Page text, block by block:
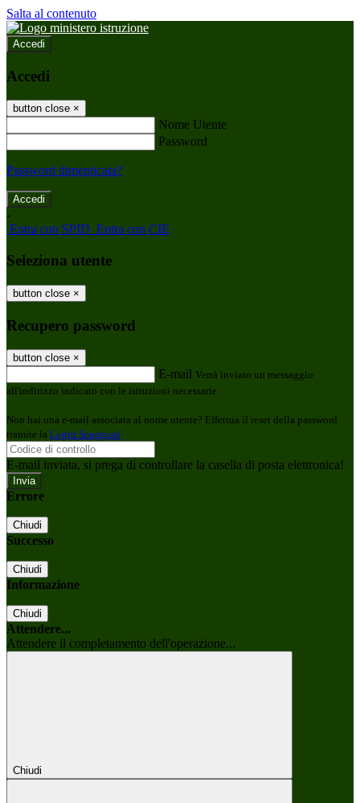
Salta al contenuto
Accedi
Accedi
button close ×
Nome Utente
Password
Password dimenticata?
-
Entra con SPID Entra con CIE
Seleziona utente
button close ×
Recupero password
button close ×
E-mail Verrà inviato un messaggio
all'indirizzo indicato con le istruzioni necessarie.
Non hai una e-mail associata al nome utente? Effettua il reset della password
tramite la Login Spaggiari
E-mail inviata, si prega di controllare la casella di posta elettronica!
Errore
Chiudi
Successo
Chiudi
Informazione
Chiudi
Attendere...
Attendere il completamento dell'operazione...
Chiudi